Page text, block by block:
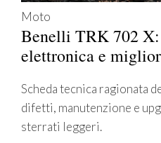
Moto
Benelli TRK 702
elettronica e
Scheda tecnica ragionata
difetti, manutenzione e
sterrati leggeri.